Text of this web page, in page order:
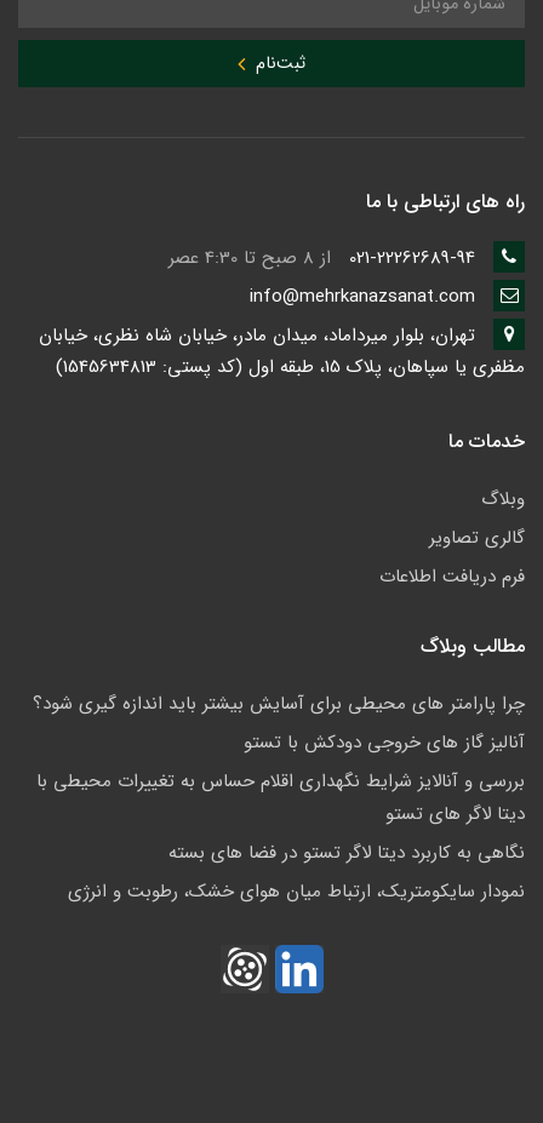
ثبت‌نام
راه های ارتباطی با ما
از 8 صبح تا 4:30 عصر
تهران، بلوار میرداماد، میدان مادر، خیابان شاه نظری، خیابان
مظفری یا سپاهان، پلاک 15، طبقه اول (کد پستی: 1545634813)
خدمات ما
وبلاگ
گالری تصاویر
فرم دریافت اطلاعات
مطالب وبلاگ
چرا پارامتر های محیطی برای آسایش بیشتر باید اندازه گیری شود؟
آنالیز گاز های خروجی دودکش با تستو
بررسی و آنالایز شرایط نگهداری اقلام حساس به تغییرات محیطی با
دیتا لاگر های تستو
نگاهی به کاربرد دیتا لاگر تستو در فضا های بسته
نمودار سایکومتریک، ارتباط میان هوای خشک، رطوبت و انرژی